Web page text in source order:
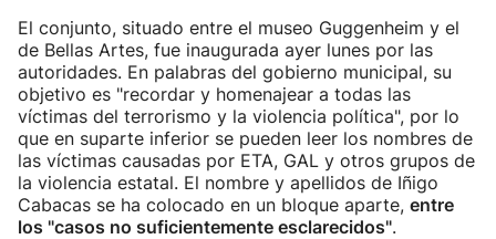
El conjunto, situado entre el museo Guggenheim y el
de Bellas Artes, fue inaugurada ayer lunes por las
autoridades. En palabras del gobierno municipal, su
objetivo es "recordar y homenajear a todas las
víctimas del terrorismo y la violencia política", por lo
que en suparte inferior se pueden leer los nombres de
las víctimas causadas por ETA, GAL y otros grupos de
la violencia estatal. El nombre y apellidos de Iñigo
Cabacas se ha colocado en un bloque aparte, entre
los "casos no suficientemente esclarecidos".